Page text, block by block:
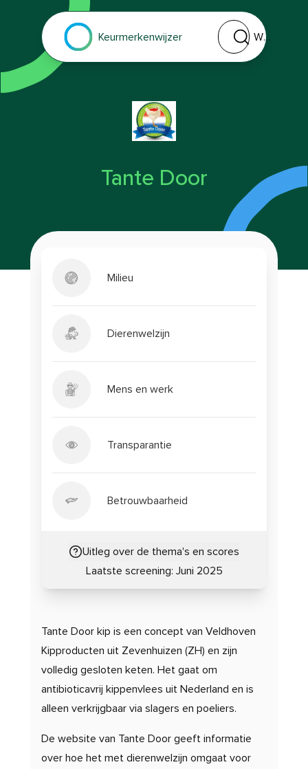
Keurmerkenwijzer
Welk keurmerk of
Tante Door
Milieu
Dierenwelzijn
Mens en werk
Transparantie
Betrouwbaarheid
Uitleg over de thema's en scores
Laatste screening: Juni 2025
Tante Door kip is een concept van Veldhoven
Kipproducten uit Zevenhuizen (ZH) en zijn
volledig gesloten keten. Het gaat om
antibioticavrij kippenvlees uit Nederland en is
alleen verkrijgbaar via slagers en poeliers.
De website van Tante Door geeft informatie
over hoe het met dierenwelzijn omgaat voor